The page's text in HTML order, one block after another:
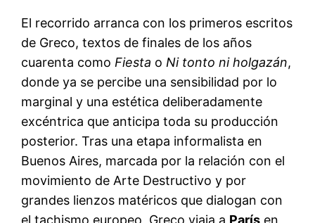
El recorrido arranca con los primeros escritos
de Greco, textos de finales de los años
cuarenta como Fiesta o Ni tonto ni holgazán,
donde ya se percibe una sensibilidad por lo
marginal y una estética deliberadamente
excéntrica que anticipa toda su producción
posterior. Tras una etapa informalista en
Buenos Aires, marcada por la relación con el
movimiento de Arte Destructivo y por
grandes lienzos matéricos que dialogan con
el tachismo europeo, Greco viaja a París en